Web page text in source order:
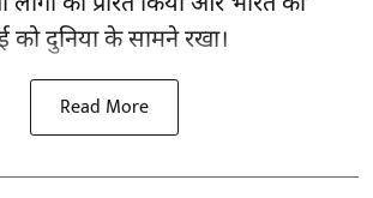
को दुनिया के सामने रखा।
Read More